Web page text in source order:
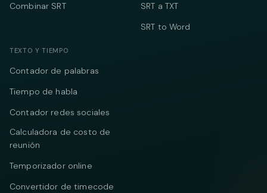
Combinar SRT
SRT a TXT
SRT to Word
TEXTO Y TIEMPO
Contador de palabras
Tiempo de habla
Contador redes sociales
Calculadora de costo de
reunión
Temporizador online
Convertidor de timecode